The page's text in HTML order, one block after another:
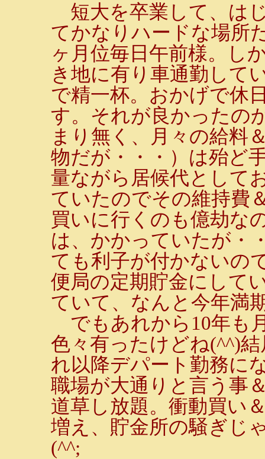
短大を卒業して、は
てかなりハードな場所
ヶ月位毎日午前様。し
き地に有り車通勤して
で精一杯。おかげで休
す。それが良かったの
まり無く、月々の給料
物だが・・・）は殆ど
量ながら居候代として
ていたのでその維持費
買いに行くのも億劫な
は、かかっていたが・
ても利子が付かないの
便局の定期貯金にして
ていて、なんと今年満
でもあれから10年も
色々有ったけどね(^^)
れ以降デパート勤務に
職場が大通りと言う事
道草し放題。衝動買い
増え、貯金所の騒ぎじ
(^^;